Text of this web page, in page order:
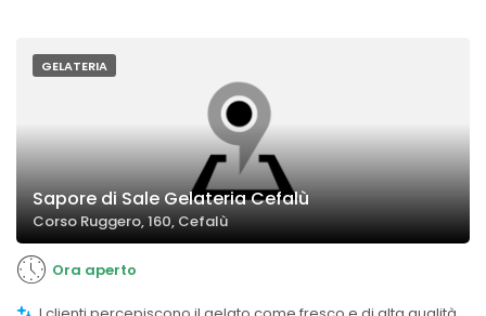
GELATERIA
Sapore di Sale Gelateria Cefalù
Corso Ruggero, 160, Cefalù
Ora aperto